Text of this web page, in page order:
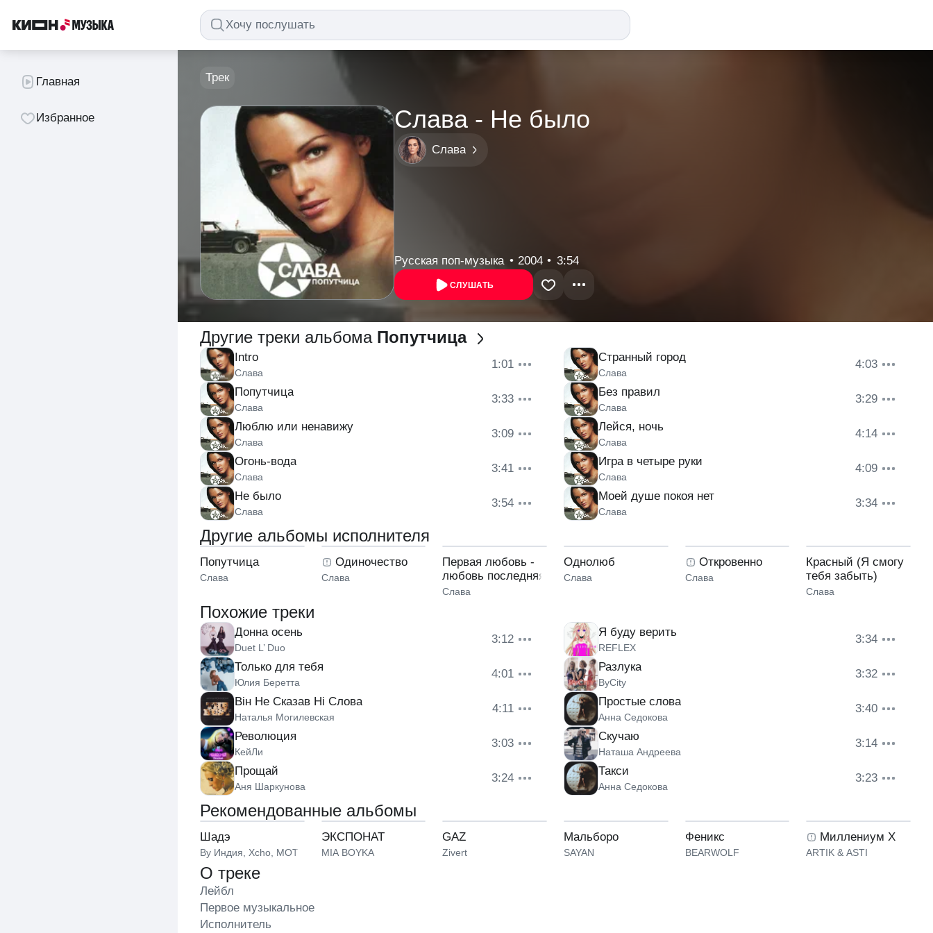
Главная
Избранное
Трек
Слава - Не было
Слава
Русская поп-музыка 2004 3:54
СЛУШАТЬ
Другие треки альбома Попутчица
Intro
Слава
1:01
Попутчица
Слава
3:33
Люблю или ненавижу
Слава
3:09
Огонь-вода
Слава
3:41
Не было
Слава
3:54
Странный город
Слава
4:03
Без правил
Слава
3:29
Лейся, ночь
Слава
4:14
Игра в четыре руки
Слава
4:09
Моей душе покоя нет
Слава
3:34
Другие альбомы исполнителя
Попутчица
Слава
Одиночество
Слава
Первая любовь -
любовь последняя
Слава
Однолюб
Слава
Откровенно
Слава
Красный (Я смогу
тебя забыть)
Слава
Похожие треки
Донна осень
Duet L’ Duo
3:12
Только для тебя
Юлия Беретта
4:01
Він Не Сказав Ні Слова
Наталья Могилевская
4:11
Революция
КейЛи
3:03
Прощай
Аня Шаркунова
3:24
Я буду верить
REFLEX
3:34
Разлука
ByCity
3:32
Простые слова
Анна Седокова
3:40
Скучаю
Наташа Андреева
3:14
Такси
Анна Седокова
3:23
Рекомендованные альбомы
Шадэ
By Индия Xcho MOT
ЭКСПОНАТ
MIA BOYKA
GAZ
Zivert
Мальборо
SAYAN
Феникс
BEARWOLF
Миллениум X
ARTIK & ASTI
О треке
Лейбл
Первое музыкальное
Исполнитель